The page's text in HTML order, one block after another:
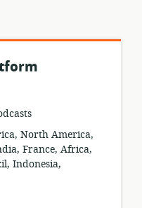
North America,
France, Africa,
Indonesia,